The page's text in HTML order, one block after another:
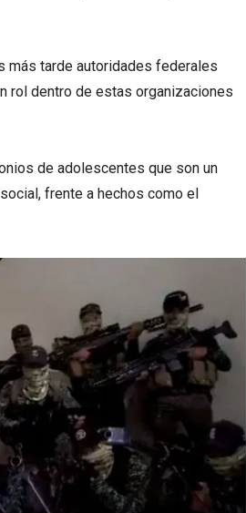
más tarde autoridades federales
rol dentro de estas organizaciones
de adolescentes que son un
frente a hechos como el